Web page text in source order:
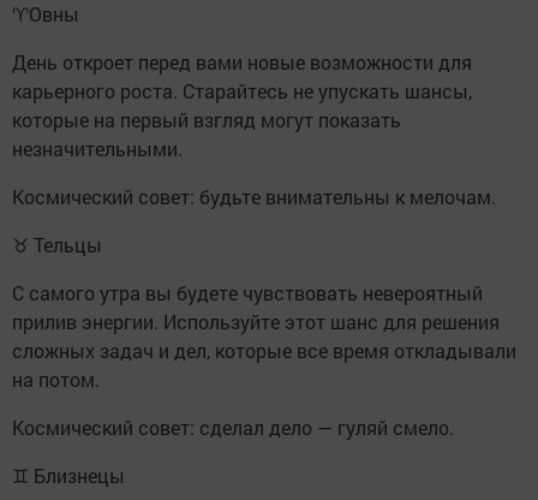
♈️Овны
День откроет перед вами новые возможности для
карьерного роста. Старайтесь не упускать шансы,
которые на первый взгляд могут показать
незначительными.
Космический совет: будьте внимательны к мелочам.
♉ Тельцы
С самого утра вы будете чувствовать невероятный
прилив энергии. Используйте этот шанс для решения
сложных задач и дел, которые все время откладывали
на потом.
Космический совет: сделал дело — гуляй смело.
♊ Близнецы